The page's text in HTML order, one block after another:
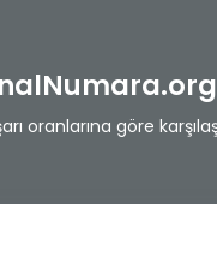
oranlarına göre